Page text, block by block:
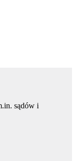
sądów i